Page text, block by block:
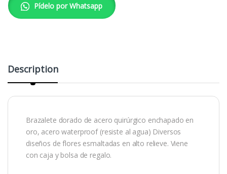
Pídelo por Whatsapp
Description
Brazalete dorado de acero quirúrgico enchapado en
oro, acero waterproof (resiste al agua) Diversos
diseños de flores esmaltadas en alto relieve. Viene
con caja y bolsa de regalo.